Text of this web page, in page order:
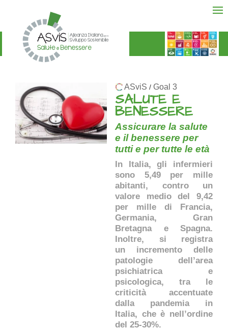
ASviS / Goal 3
SALUTE E
BENESSERE
Assicurare la salute
e il benessere per
tutti e per tutte le età
In Italia, gli infermieri
sono 5,49 per mille
abitanti, contro un
valore medio del 9,42
per mille di Francia,
Germania, Gran
Bretagna e Spagna.
Inoltre, si registra
un incremento delle
patologie dell’area
psichiatrica e
psicologica, tra le
criticità accentuate
dalla pandemia in
Italia, che è nell’ordine
del 25-30%.